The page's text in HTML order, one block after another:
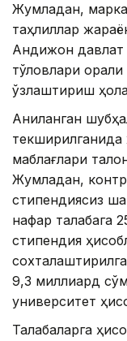
Жумладан,
таҳлиллар
Андижон давлат
тўловлари
ўзлаштириш
Аниқланган
маблағлари
Жумладан,
стипендиясиз
нафар талабага
стипендия
9,3 миллиард
университет
Талабаларга